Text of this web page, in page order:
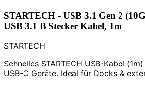
STARTECH - USB 3.1 Gen 2
USB 3.1 B Stecker Kabel, 1m
STARTECH
Schnelles STARTECH USB-Kabel
USB-C Geräte. Ideal für Docks &